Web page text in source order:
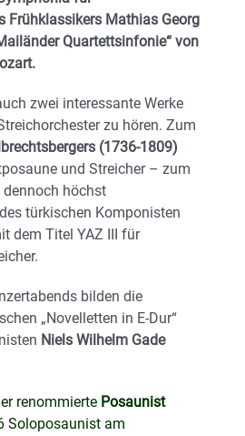
Frühklassikers Mathias Georg
Quartettsinfonie“ von
zwei interessante Werke
zu hören. Zum
(1736-1809)
und Streicher – zum
dennoch höchst
türkischen Komponisten
dem Titel YAZ III für
bilden die
„Novelletten in E-Dur“
Niels Wilhelm Gade
renommierte Posaunist
Soloposaunist am